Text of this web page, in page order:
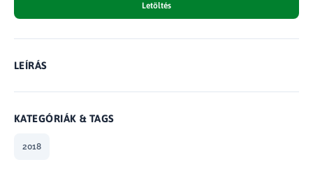
Letöltés
LEÍRÁS
KATEGÓRIÁK & TAGS
2018